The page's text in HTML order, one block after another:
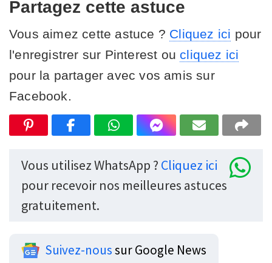
Partagez cette astuce
Vous aimez cette astuce ? Cliquez ici pour
l'enregistrer sur Pinterest ou cliquez ici
pour la partager avec vos amis sur
Facebook.
Vous utilisez WhatsApp ? Cliquez ici
pour recevoir nos meilleures astuces
gratuitement.
Suivez-noussur Google News